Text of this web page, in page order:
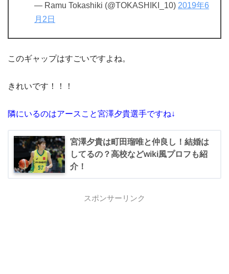
— Ramu Tokashiki (@TOKASHIKI_10) 2019年6
月2日
このギャップはすごいですよね。
きれいです！！！
隣にいるのはアースこと宮澤夕貴選手ですね↓
宮澤夕貴は町田瑠唯と仲良し！結婚は
してるの？高校などwiki風プロフも紹
介！
スポンサーリンク